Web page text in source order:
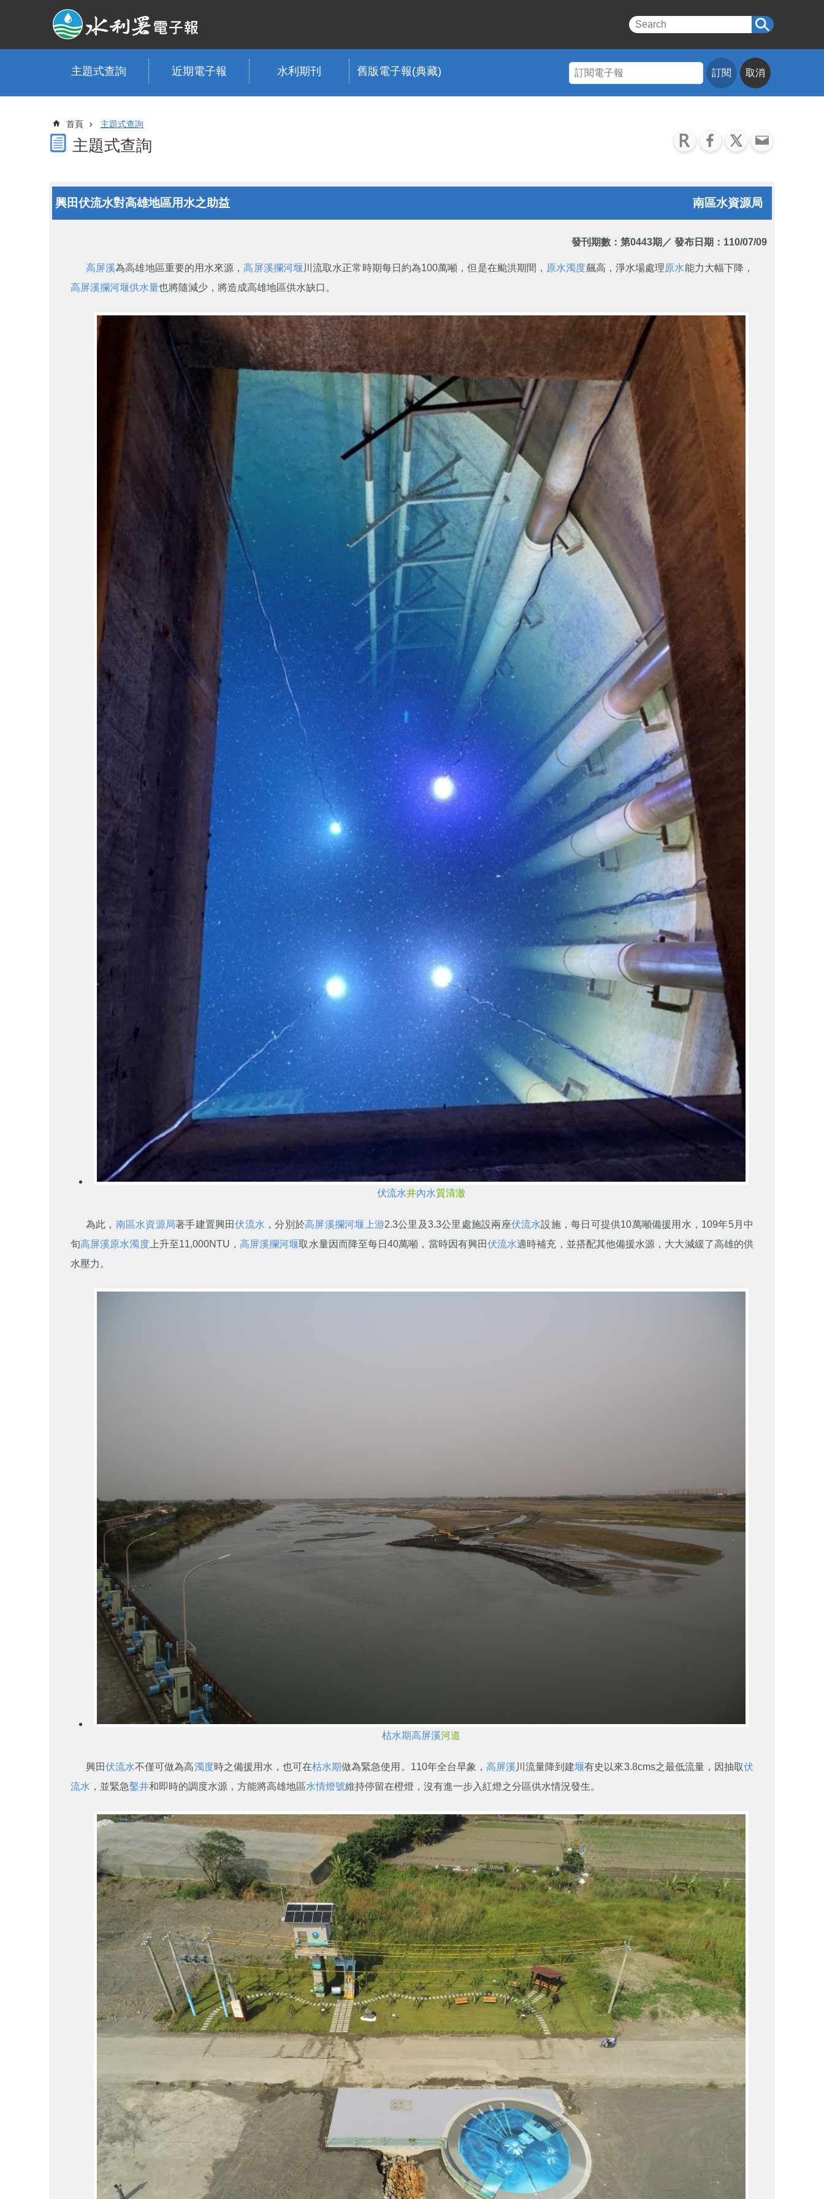
跳到主要內容區塊
主題式查詢 近期電子報 水利期刊 舊版電子報(典藏) 訂閱 取消
首頁 主題式查詢
主題式查詢
興田伏流水對高雄地區用水之助益 南區水資源局
發刊期數： 第0443期 ／ 發布日期：110/07/09
高屏溪為高雄地區重要的用水來源，高屏溪攔河堰 川流取水正常時期每日約為100萬噸，但是在颱洪期間， 原水濁度飆高，淨水場處理原水能力大幅下降，
高屏溪攔河堰供水量也將隨減少，將造成高雄地區供水缺口。
伏流水井內水質清澈
為此， 南區水資源局著手建置興田伏流水 ，分別於高屏溪攔河堰 上游2.3公里及3.3公里處施設兩座伏流水設施，每日可提供10萬噸備援用水，109年5月中
旬高屏溪原水濁度上升至11,000NTU，高屏溪攔河堰取水量因而降至每日40萬噸，當時因有興田伏流水適時補充，並搭配其他備援水源，大大減緩了高雄的供
水壓力。
枯水期高屏溪河道
興田伏流水不僅可做為高濁度時之備援用水，也可在枯水期做為緊急使用。110年全台旱象， 高屏溪 川流量降到建堰有史以來3.8cms之最低流量，因抽取伏
流水 ，並緊急鑿井和即時的調度水源，方能將高雄地區水情燈號維持停留在橙燈，沒有進一步入紅燈之分區供水情況發生。